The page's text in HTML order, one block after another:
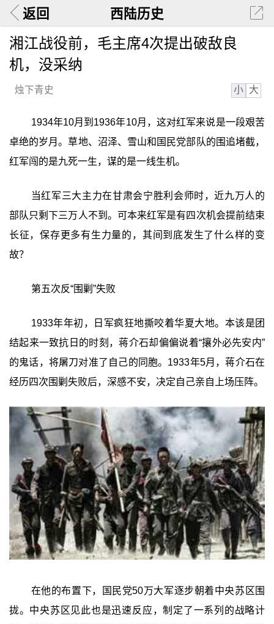
返回 西陆历史
湘江战役前，毛主席4次提出破敌良
机，没采纳
烛下青史 小 大
1934年10月到1936年10月，这对红军来说是一段艰苦
卓绝的岁月。草地、沼泽、雪山和国民党部队的围追堵截，
红军闯的是九死一生，谋的是一线生机。
当红军三大主力在甘肃会宁胜利会师时，近九万人的
部队只剩下三万人不到。可本来红军是有四次机会提前结束
长征，保存更多有生力量的，其间到底发生了什么样的变
故？
第五次反“围剿”失败
1933年年初，日军疯狂地撕咬着华夏大地。本该是团
结起来一致抗日的时刻，蒋介石却偏偏说着“攘外必先安内”
的鬼话，将屠刀对准了自己的同胞。1933年5月，蒋介石在
经历四次围剿失败后，深感不安，决定自己亲自上场压阵。
在他的布置下，国民党50万大军逐步朝着中央苏区围
拢。中央苏区见此也是迅速反应，制定了一系列的战略计